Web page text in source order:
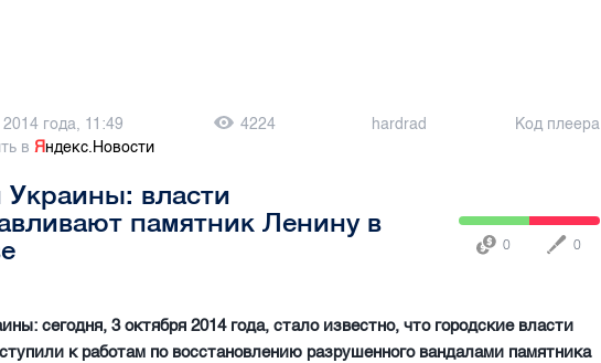
года, 11:49 4224 hardrad
Код плеера
вЯндекс.Новости
Украины: власти
памятник Ленину в
0 0
сегодня, 3 октября 2014 года, стало известно, что городские власти
к работам по восстановлению разрушенного вандалами памятника